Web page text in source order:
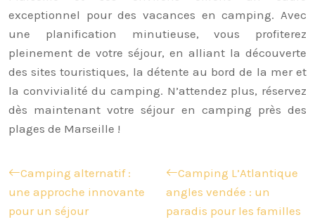
exceptionnel pour des vacances en camping. Avec
une planification minutieuse, vous profiterez
pleinement de votre séjour, en alliant la découverte
des sites touristiques, la détente au bord de la mer et
la convivialité du camping. N’attendez plus, réservez
dès maintenant votre séjour en camping près des
plages de Marseille !
Camping alternatif :
une approche innovante
pour un séjour
Camping L’Atlantique
angles vendée : un
paradis pour les familles